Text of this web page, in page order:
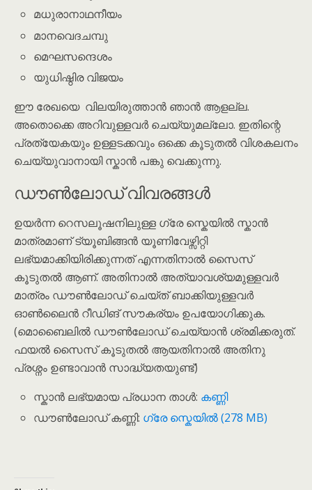
മധുരാനാഥനീയം
മാനവെദചമ്പു
മെഘസന്ദെശം
യുധിഷ്ഠിര വിജയം
ഈ രേഖയെ വിലയിരുത്താൻ ഞാൻ ആളല്ല.
അതൊക്കെ അറിവുള്ളവർ ചെയ്യുമല്ലോ. ഇതിന്റെ
പ്രത്യേകയും ഉള്ളടക്കവും ഒക്കെ കൂടുതൽ വിശകലനം
ചെയ്യുവാനായി സ്കാൻ പങ്കു വെക്കുന്നു.
ഡൗൺലോഡ് വിവരങ്ങൾ
ഉയർന്ന റെസലൂഷനിലുള്ള ഗ്രേ സ്കെയിൽ സ്കാൻ
മാത്രമാണ് ട്യൂബിങ്ങൻ യൂണിവേഴ്സിറ്റി
ലഭ്യമാക്കിയിരിക്കുന്നത് എന്നതിനാൽ സൈസ്
കൂടുതൽ ആണ്. അതിനാൽ അത്യാവശ്യമുള്ളവർ
മാത്രം ഡൗൺലോഡ് ചെയ്ത് ബാക്കിയുള്ളവർ
ഓൺലൈൻ റീഡിങ് സൗകര്യം ഉപയോഗിക്കുക.
(മൊബൈലിൽ ഡൗൺലോഡ് ചെയ്യാൻ ശ്രമിക്കരുത്.
ഫയൽ സൈസ് കൂടുതൽ ആയതിനാൽ അതിനു
പ്രശ്നം ഉണ്ടാവാൻ സാദ്ധ്യതയുണ്ട്)
സ്കാൻ ലഭ്യമായ പ്രധാന താൾ: കണ്ണി
ഡൗൺലോഡ് കണ്ണി: ഗ്രേ സ്കെയിൽ (278 MB)